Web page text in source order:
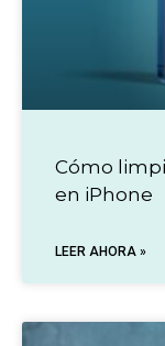
Cómo
en iPhone
LEER AHORA »